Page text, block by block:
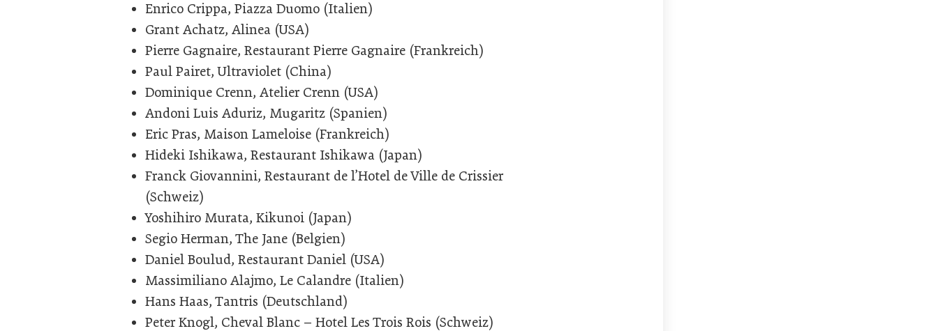
Enrico Crippa, Piazza Duomo (Italien)
Grant Achatz, Alinea (USA)
Pierre Gagnaire, Restaurant Pierre Gagnaire (Frankreich)
Paul Pairet, Ultraviolet (China)
Dominique Crenn, Atelier Crenn (USA)
Andoni Luis Aduriz, Mugaritz (Spanien)
Eric Pras, Maison Lameloise (Frankreich)
Hideki Ishikawa, Restaurant Ishikawa (Japan)
Franck Giovannini, Restaurant de l’Hotel de Ville de Crissier
(Schweiz)
Yoshihiro Murata, Kikunoi (Japan)
Segio Herman, The Jane (Belgien)
Daniel Boulud, Restaurant Daniel (USA)
Massimiliano Alajmo, Le Calandre (Italien)
Hans Haas, Tantris (Deutschland)
Peter Knogl, Cheval Blanc – Hotel Les Trois Rois (Schweiz)